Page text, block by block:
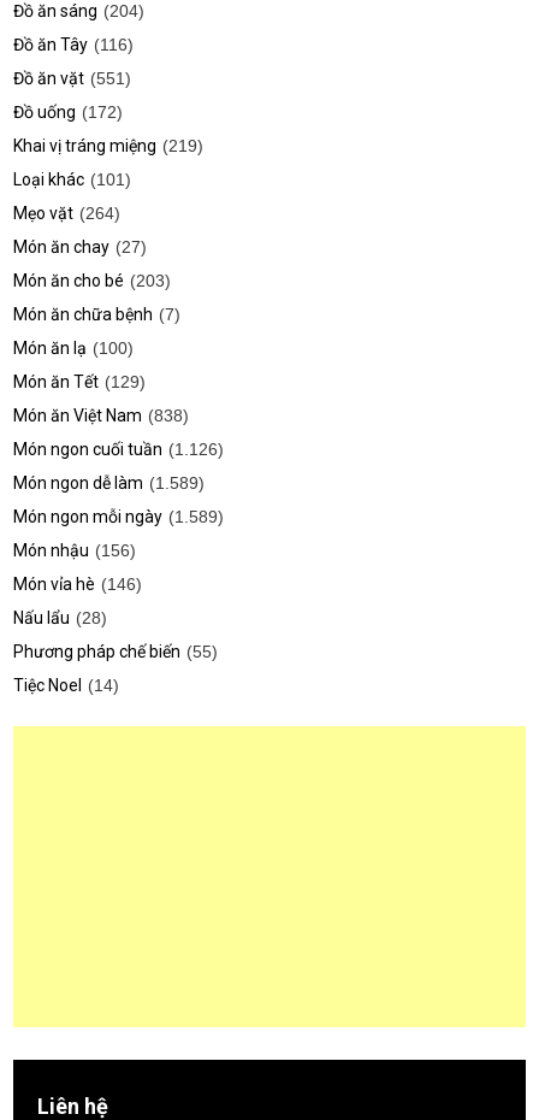
Đồ ăn sáng (204)
Đồ ăn Tây (116)
Đồ ăn vặt (551)
Đồ uống (172)
Khai vị tráng miệng (219)
Loại khác (101)
Mẹo vặt (264)
Món ăn chay (27)
Món ăn cho bé (203)
Món ăn chữa bệnh (7)
Món ăn lạ (100)
Món ăn Tết (129)
Món ăn Việt Nam (838)
Món ngon cuối tuần (1.126)
Món ngon dễ làm (1.589)
Món ngon mỗi ngày (1.589)
Món nhậu (156)
Món vỉa hè (146)
Nấu lẩu (28)
Phương pháp chế biến (55)
Tiệc Noel
(14)
Liên hệ